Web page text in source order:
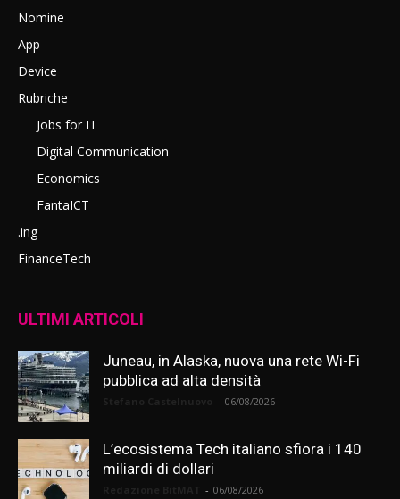
Nomine
App
Device
Rubriche
Jobs for IT
Digital Communication
Economics
FantaICT
.ing
FinanceTech
ULTIMI ARTICOLI
Juneau, in Alaska, nuova una rete Wi-Fi
pubblica ad alta densità
- 06/08/2026
L’ecosistema Tech italiano sfiora i 140
miliardi di dollari
- 06/08/2026